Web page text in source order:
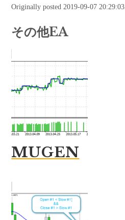
Originally posted 2019-09-07 20:29:03.
その他EA
MUGEN